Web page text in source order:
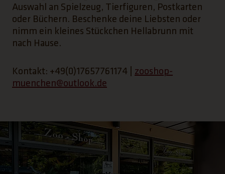
Auswahl an Spielzeug, Tierfiguren, Postkarten
oder Büchern. Beschenke deine Liebsten oder
nimm ein kleines Stückchen Hellabrunn mit
nach Hause.
Kontakt: +49(0)17657761174 | zooshop-
muenchen@outlook.de